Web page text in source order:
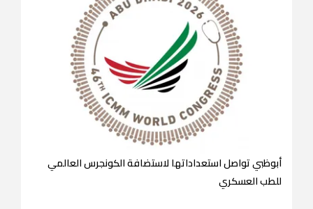
أبوظبي تواصل استعداداتها لاستضافة الكونجرس العالمي
للطب العسكري